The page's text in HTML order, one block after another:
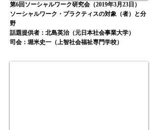
第6回ソーシャルワーク研究会（2019年3月23日）
ソーシャルワーク・プラクティスの対象（者）と分
野
話題提供者：北島英治（元日本社会事業大学）
司会：堀米史一（上智社会福祉専門学校）